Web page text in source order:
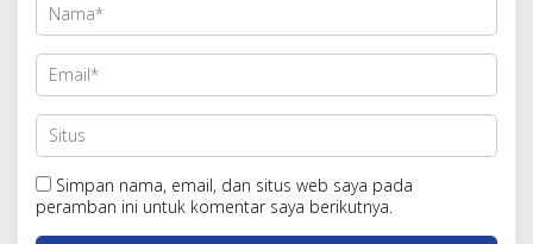
Simpan nama, email, dan situs web saya pada
peramban ini untuk komentar saya berikutnya.